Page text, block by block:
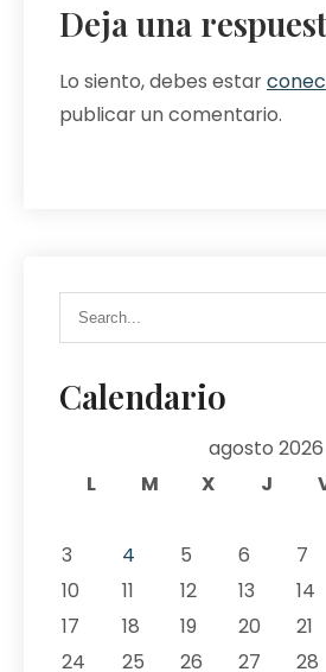
Deja una
Lo siento, debes estar
publicar un comentario.
Calendario
agosto 2026
L
M X J
3
4 5 6 7
10
11 12 13 14
17
18 19 20 21
24
25 26 27 28